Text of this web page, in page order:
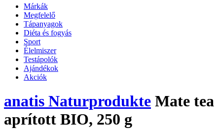
Márkák
Megfelelő
Tápanyagok
Diéta és fogyás
Sport
Élelmiszer
Testápolók
Ajándékok
Akciók
anatis Naturprodukte Mate tea
aprított BIO, 250 g